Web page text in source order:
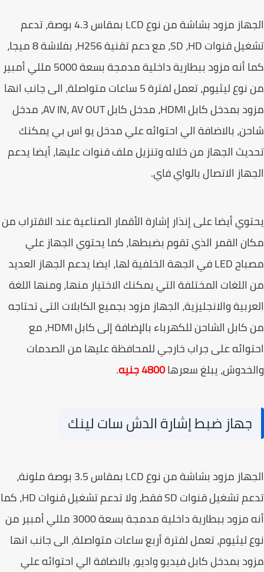
الجهاز مزود بشاشة من نوع LCD بمقاس 4.3 بوصة، تدعم
تشغيل قنوات SD ،HD، مع دعم تقنية H256، بفلاشة 8 ميجا،
كما أنه مزود ببطارية داخلية مدمجة بسعة 5000 مللي أمبير
من نوع ليثيوم، تعمل لفترة 5 ساعات متواصلة، الى جانب انها
مزود بمدخل كابل HDMI، مدخل كابل AV IN، AV OUT، مدخل
بالاضافة الي احتوائه علي مدخل يو اس بي يمكنك
الجهاز من خلاله وتنزيل ملف قنوات عليها، أيضا يدعم
الاتصال بالواي فاي.
أيضا على إنذار إشارة الأقمار الصناعية عند الاقتراب من
القمر الذي تقوم بضبطها، كما يحتوي الجهاز علي
مصباح LED في الجهة الخلفية لها، ايضا يدعم الجهاز العديد
المختلفة التي يمكنك الاختيار منها، ومنها اللغة
والانجليزية، الجهاز مزود بجميع الكابلات التى تحتاجه
من كابل الشاحن للكهرباء بالإضافة إلى كابل HDMI، مع
على جراب خارجي للمحافظة عليها من الصدمات
يبلغ سعرها4800 جنيه .
جهاز ضبط إشارة الدش سات لينك
الجهاز مزود بشاشة من نوع LCD بمقاس 3.5 بوصة ملونة،
تدعم تشغيل قنوات SD فقط، ولا تدعم تشغيل قنوات HD، كما
أنه مزود ببطارية داخلية مدمجة بسعة 3000 مللي أمبير من
ليثيوم، تعمل لفترة أربع ساعات متواصلة، الى جانب انها
بمدخل كابل فيديو واديو، بالاضافة الي احتوائه علي